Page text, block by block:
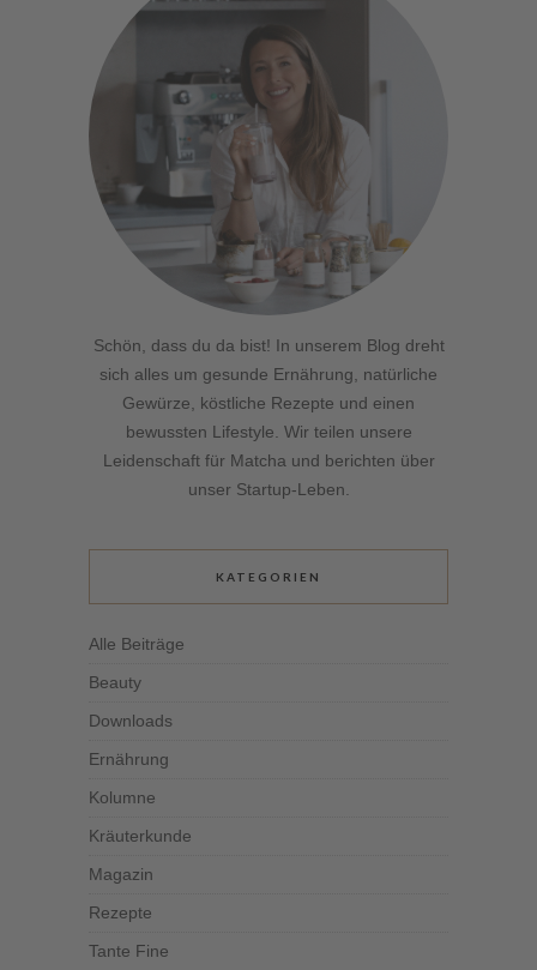
Schön, dass du da bist! In unserem Blog dreht
sich alles um gesunde Ernährung, natürliche
Gewürze, köstliche Rezepte und einen
bewussten Lifestyle. Wir teilen unsere
Leidenschaft für Matcha und berichten über
unser Startup-Leben.
KATEGORIEN
Alle Beiträge
Beauty
Downloads
Ernährung
Kolumne
Kräuterkunde
Magazin
Rezepte
Tante Fine